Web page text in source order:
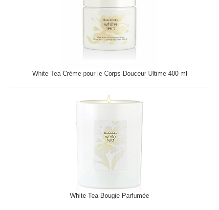
White Tea Crème pour le Corps Douceur Ultime 400 ml
White Tea Bougie Parfumée